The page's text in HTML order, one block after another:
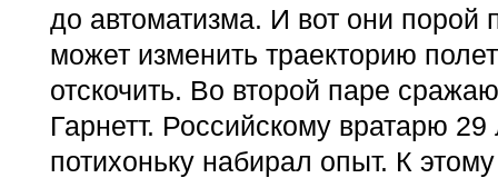
до автоматизма. И вот они порой
может изменить траекторию
отскочить. Во второй паре
Гарнетт. Российскому вратарю 29
потихоньку набирал опыт. К